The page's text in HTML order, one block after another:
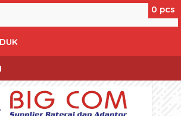
0 pcs